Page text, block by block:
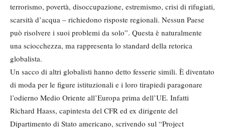
terrorismo, povertà, disoccupazione, estremismo, crisi di rifugiati,
scarsità d’acqua – richiedono risposte regionali. Nessun Paese
può risolvere i suoi problemi da solo”. Questa è naturalmente
una sciocchezza, ma rappresenta lo standard della retorica
globalista.
Un sacco di altri globalisti hanno detto fesserie simili. È diventato
di moda per le figure istituzionali e i loro tirapiedi paragonare
l’odierno Medio Oriente all’Europa prima dell’UE. Infatti
Richard Haass, capintesta del CFR ed ex dirigente del
Dipartimento di Stato americano, scrivendo sul “Project